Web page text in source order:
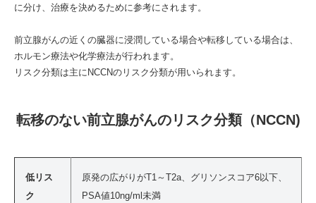
に分け、治療を決めるために参考にされます。
前立腺がんの近くの臓器に浸潤している場合や転移している場合は、
ホルモン療法や化学療法が行われます。
リスク分類は主にNCCNのリスク分類が用いられます。
転移のない前立腺がんのリスク分類（NCCN)
低リス
ク
原発の広がりがT1～T2a、グリソンスコア6以下、
PSA値10ng/ml未満